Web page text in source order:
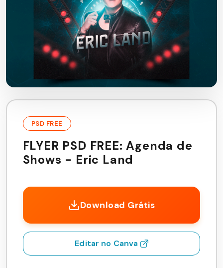
PSD FREE
FLYER PSD FREE: Agenda de
Shows - Eric Land
Download Grátis
Editar no Canva